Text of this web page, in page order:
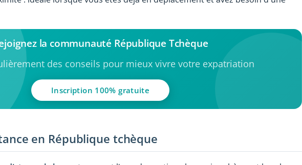
la communauté République Tchèque
des conseils pour mieux vivre votre expatriation
Inscription 100% gratuite
en République tchèque